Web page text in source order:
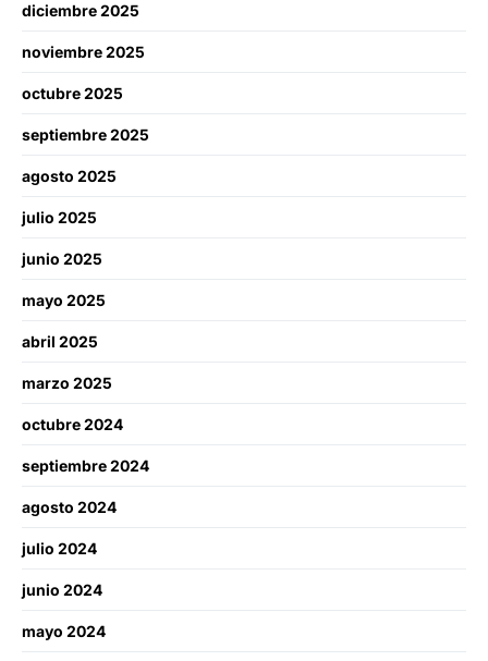
diciembre 2025
noviembre 2025
octubre 2025
septiembre 2025
agosto 2025
julio 2025
junio 2025
mayo 2025
abril 2025
marzo 2025
octubre 2024
septiembre 2024
agosto 2024
julio 2024
junio 2024
mayo 2024